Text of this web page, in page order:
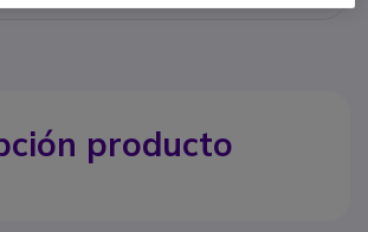
producto